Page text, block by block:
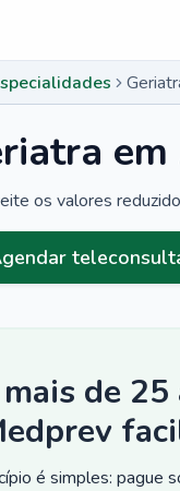
os valores
de 25
é simples: pague